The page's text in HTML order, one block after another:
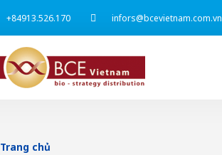
+84913.526.170 infors@bcevietnam.com.vn
Trang chủ